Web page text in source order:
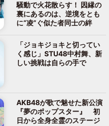
騒動で火花散らす！ 因縁の
裏にあるのは、逆境をとも
に“凌”ぐ似た者同士の絆
「ジョキジョキと切ってい
く感じ」STU48中村舞、新
しい挑戦は自らの手で
AKB48が歌で魅せた新公演
『夢のポップスター』 初
日から全身全霊のステージ